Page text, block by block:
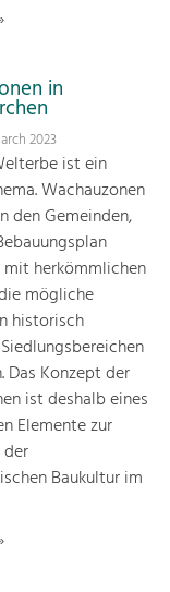
in
2023
ist ein
Wachauzonen
den Gemeinden,
mit herkömmlichen
mögliche
historisch
Das Konzept der
ist deshalb eines
Elemente zur
Baukultur im